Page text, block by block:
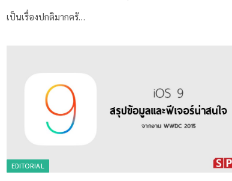
เป็นเรื่องปกติมากครั…
EDITORIAL